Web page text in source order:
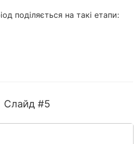
поділяється на такі етапи:
Слайд #5